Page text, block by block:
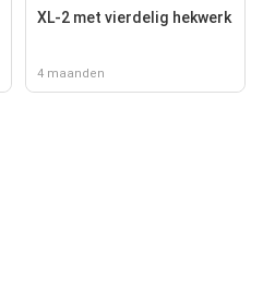
XL-2 met vierdelig hekwerk
4 maanden